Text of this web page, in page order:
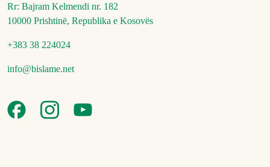
Rr: Bajram Kelmendi nr. 182
10000 Prishtinë, Republika e Kosovës
+383 38 224024
info@bislame.net